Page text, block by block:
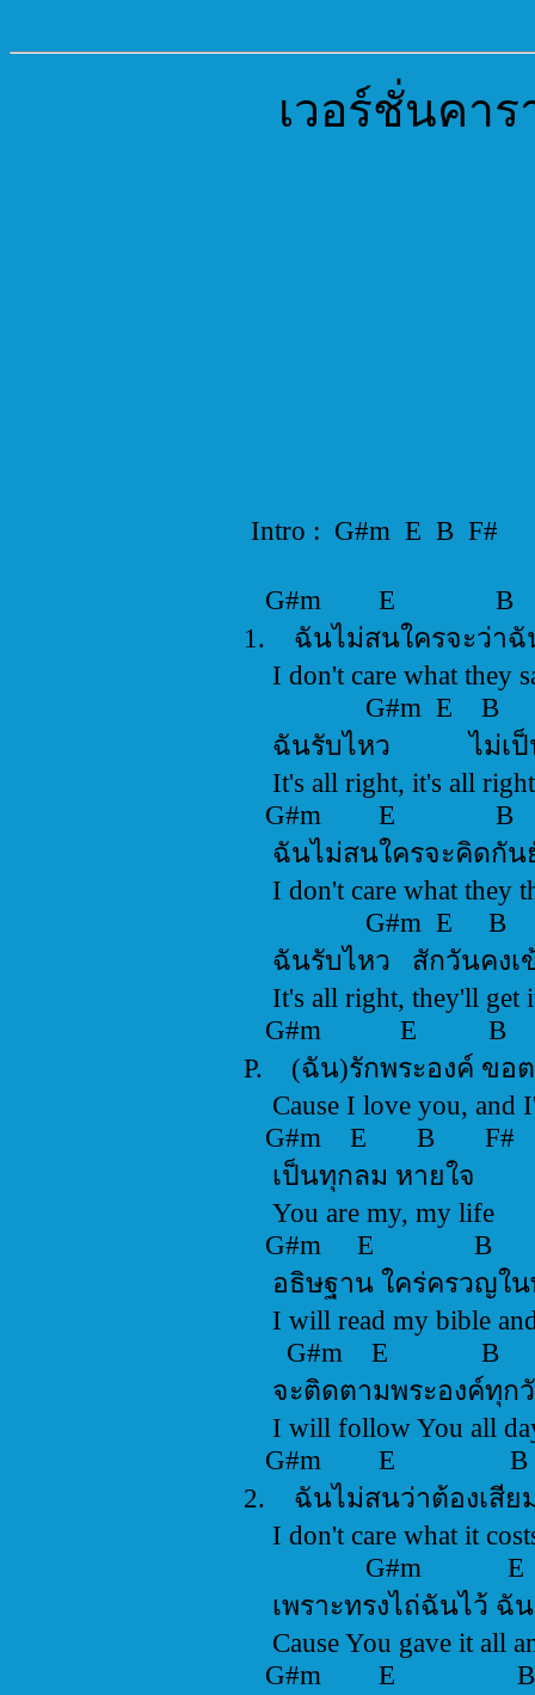
เวอร์ชั่นคา
Intro : G#m E B F#
G#m E
1. ฉันไม่สนใครจะว่
I don't care what
G#m E
ฉันรับไหว ไม่
It's all right, it's all
G#m E
ฉันไม่สนใครจะคิด
I don't care what
G#m E
ฉันรับไหว สักวันค
It's all right, they'll
G#m
P. (ฉัน)รักพระองค์
Cause I love you,
G#m E B
เป็นทุกลม หายใจ
You are my, my
G#m
อธิษฐาน ใคร่ครว
I will read my bible
G#m
จะติดตามพระอง
I will follow You
G#m
2. ฉันไม่สนว่าต้องเ
I don't care what it
G#m
เพราะทรงไถ่ฉันไว้
Cause You gave it
G#m